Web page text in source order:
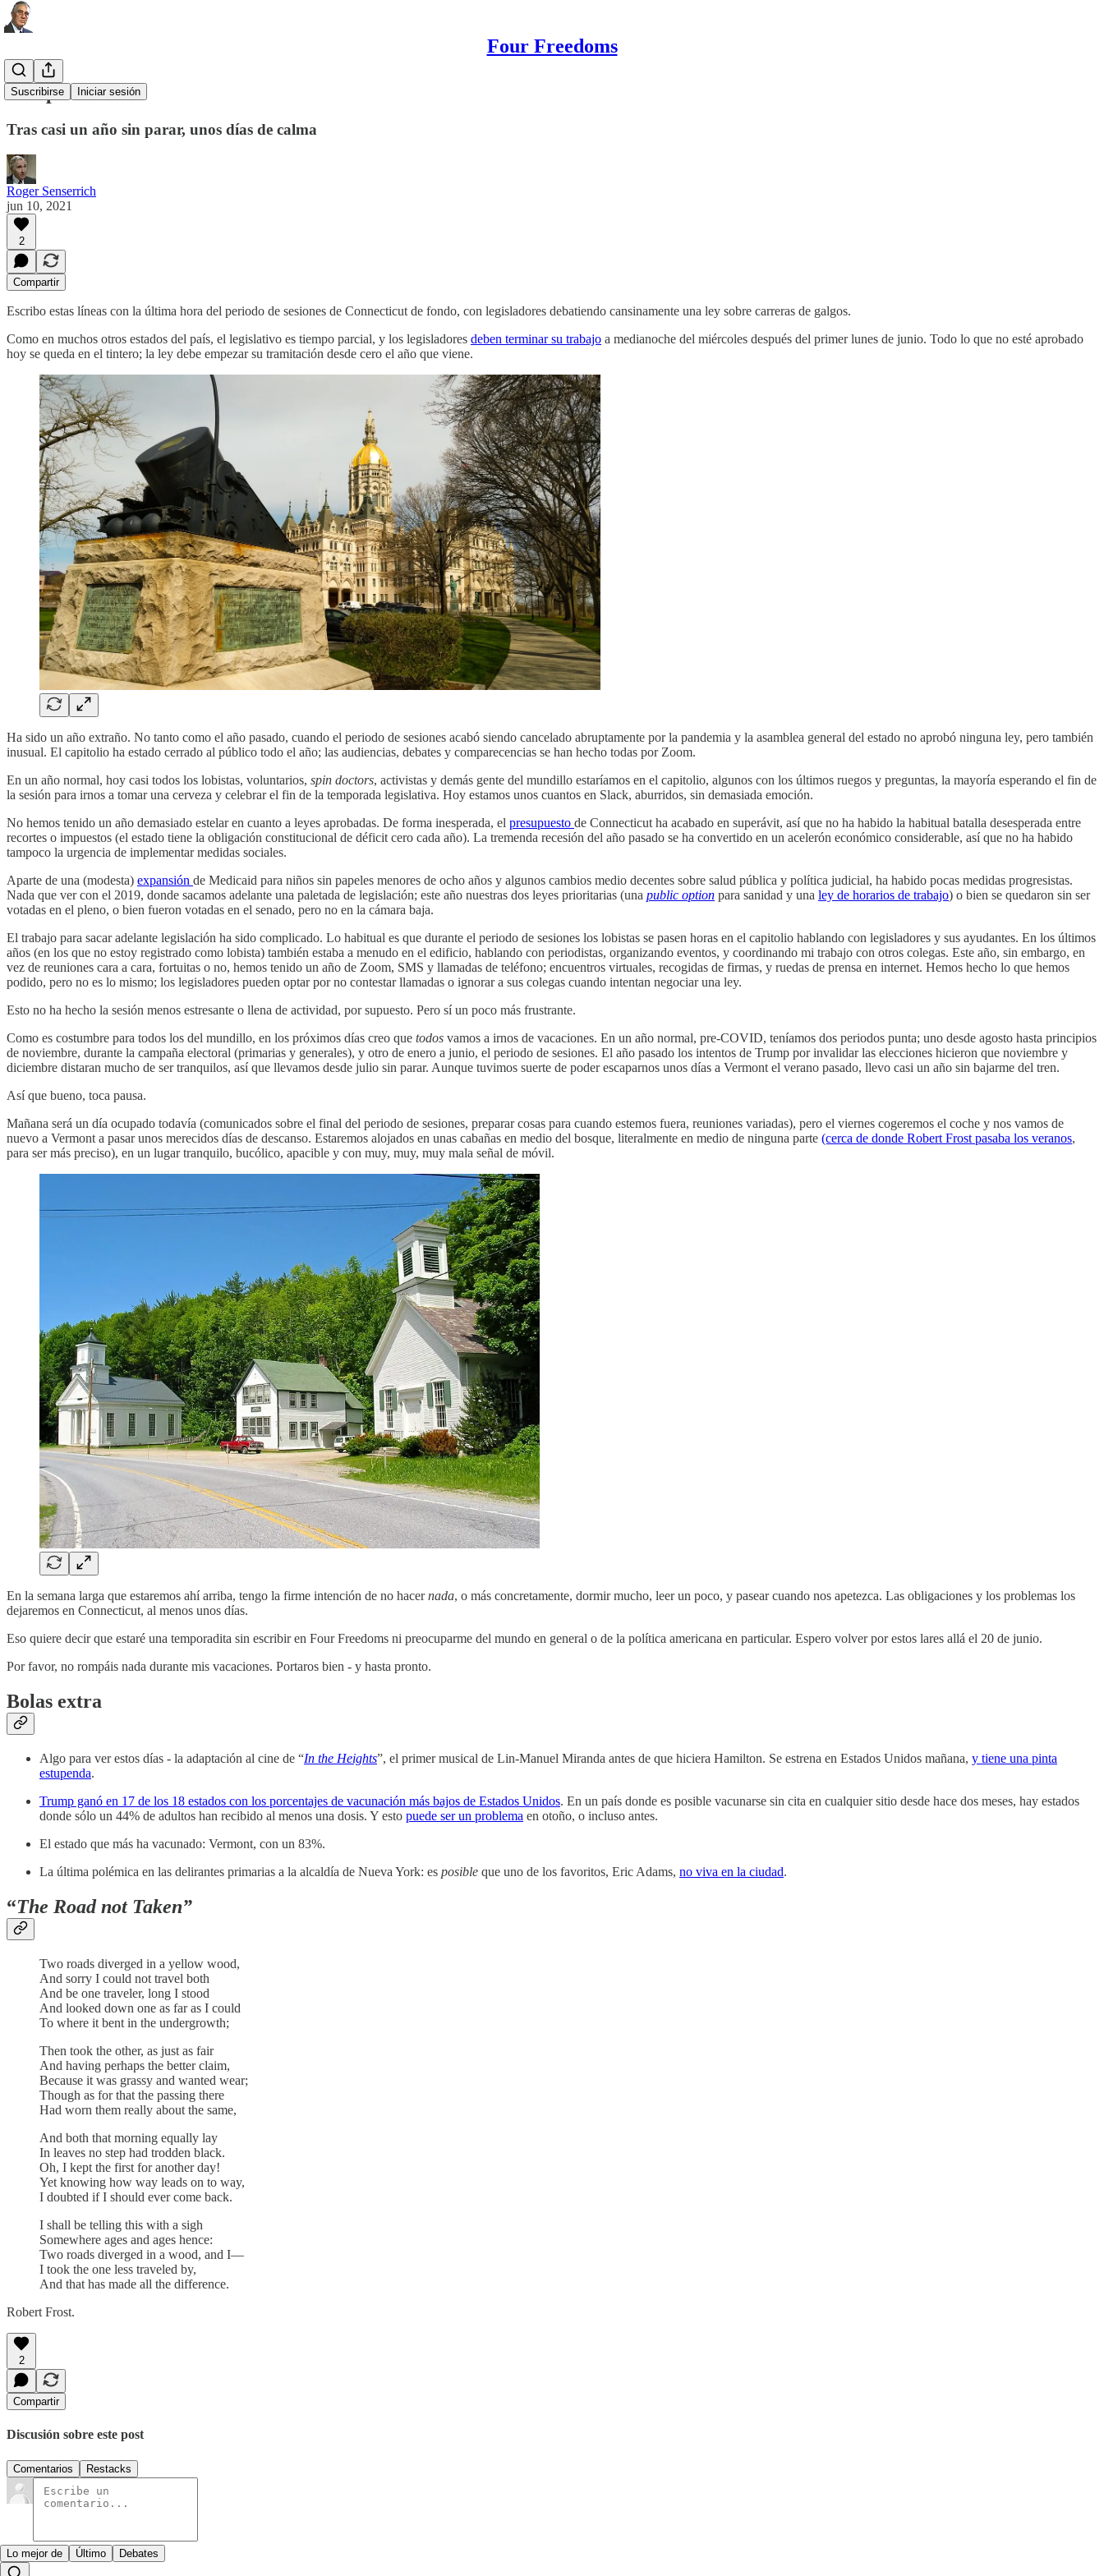
Four Freedoms
Suscribirse Iniciar sesión
Una pausa
Tras casi un año sin parar, unos días de calma
Roger Senserrich
jun 10, 2021
2
Compartir
Escribo estas líneas con la última hora del periodo de sesiones de Connecticut de fondo, con legisladores debatiendo cansinamente una ley sobre carreras de galgos.
Como en muchos otros estados del país, el legislativo es tiempo parcial, y los legisladores deben terminar su trabajo a medianoche del miércoles después del primer lunes de junio. Todo lo que no esté aprobado
hoy se queda en el tintero; la ley debe empezar su tramitación desde cero el año que viene.
Ha sido un año extraño. No tanto como el año pasado, cuando el periodo de sesiones acabó siendo cancelado abruptamente por la pandemia y la asamblea general del estado no aprobó ninguna ley, pero también
inusual. El capitolio ha estado cerrado al público todo el año; las audiencias, debates y comparecencias se han hecho todas por Zoom.
En un año normal, hoy casi todos los lobistas, voluntarios, spin doctors, activistas y demás gente del mundillo estaríamos en el capitolio, algunos con los últimos ruegos y preguntas, la mayoría esperando el fin de
la sesión para irnos a tomar una cerveza y celebrar el fin de la temporada legislativa. Hoy estamos unos cuantos en Slack, aburridos, sin demasiada emoción.
No hemos tenido un año demasiado estelar en cuanto a leyes aprobadas. De forma inesperada, el presupuesto de Connecticut ha acabado en superávit, así que no ha habido la habitual batalla desesperada entre
recortes o impuestos (el estado tiene la obligación constitucional de déficit cero cada año). La tremenda recesión del año pasado se ha convertido en un acelerón económico considerable, así que no ha habido
tampoco la urgencia de implementar medidas sociales.
Aparte de una (modesta) expansión de Medicaid para niños sin papeles menores de ocho años y algunos cambios medio decentes sobre salud pública y política judicial, ha habido pocas medidas progresistas.
Nada que ver con el 2019, donde sacamos adelante una paletada de legislación; este año nuestras dos leyes prioritarias (una public option para sanidad y una ley de horarios de trabajo) o bien se quedaron sin ser
votadas en el pleno, o bien fueron votadas en el senado, pero no en la cámara baja.
El trabajo para sacar adelante legislación ha sido complicado. Lo habitual es que durante el periodo de sesiones los lobistas se pasen horas en el capitolio hablando con legisladores y sus ayudantes. En los últimos
años (en los que no estoy registrado como lobista) también estaba a menudo en el edificio, hablando con periodistas, organizando eventos, y coordinando mi trabajo con otros colegas. Este año, sin embargo, en
vez de reuniones cara a cara, fortuitas o no, hemos tenido un año de Zoom, SMS y llamadas de teléfono; encuentros virtuales, recogidas de firmas, y ruedas de prensa en internet. Hemos hecho lo que hemos
podido, pero no es lo mismo; los legisladores pueden optar por no contestar llamadas o ignorar a sus colegas cuando intentan negociar una ley.
Esto no ha hecho la sesión menos estresante o llena de actividad, por supuesto. Pero sí un poco más frustrante.
Como es costumbre para todos los del mundillo, en los próximos días creo que todos vamos a irnos de vacaciones. En un año normal, pre-COVID, teníamos dos periodos punta; uno desde agosto hasta principios
de noviembre, durante la campaña electoral (primarias y generales), y otro de enero a junio, el periodo de sesiones. El año pasado los intentos de Trump por invalidar las elecciones hicieron que noviembre y
diciembre distaran mucho de ser tranquilos, así que llevamos desde julio sin parar. Aunque tuvimos suerte de poder escaparnos unos días a Vermont el verano pasado, llevo casi un año sin bajarme del tren.
Así que bueno, toca pausa.
Mañana será un día ocupado todavía (comunicados sobre el final del periodo de sesiones, preparar cosas para cuando estemos fuera, reuniones variadas), pero el viernes cogeremos el coche y nos vamos de
nuevo a Vermont a pasar unos merecidos días de descanso. Estaremos alojados en unas cabañas en medio del bosque, literalmente en medio de ninguna parte (cerca de donde Robert Frost pasaba los veranos,
para ser más preciso), en un lugar tranquilo, bucólico, apacible y con muy, muy, muy mala señal de móvil.
En la semana larga que estaremos ahí arriba, tengo la firme intención de no hacernada, o más concretamente, dormir mucho, leer un poco, y pasear cuando nos apetezca. Las obligaciones y los problemas los
dejaremos en Connecticut, al menos unos días.
Eso quiere decir que estaré una temporadita sin escribir en Four Freedoms ni preocuparme del mundo en general o de la política americana en particular. Espero volver por estos lares allá el 20 de junio.
Por favor, no rompáis nada durante mis vacaciones. Portaros bien - y hasta pronto.
Bolas extra
Algo para ver estos días - la adaptación al cine de “In the Heights”, el primer musical de Lin-Manuel Miranda antes de que hiciera Hamilton. Se estrena en Estados Unidos mañana, y tiene una pinta
estupenda.
Trump ganó en 17 de los 18 estados con los porcentajes de vacunación más bajos de Estados Unidos. En un país donde es posible vacunarse sin cita en cualquier sitio desde hace dos meses, hay estados
donde sólo un 44% de adultos han recibido al menos una dosis. Y esto puede ser un problema en otoño, o incluso antes.
El estado que más ha vacunado: Vermont, con un 83%.
La última polémica en las delirantes primarias a la alcaldía de Nueva York: es posible que uno de los favoritos, Eric Adams, no viva en la ciudad.
“The Road not Taken”
Two roads diverged in a yellow wood,
And sorry I could not travel both
And be one traveler, long I stood
And looked down one as far as I could
To where it bent in the undergrowth;
Then took the other, as just as fair
And having perhaps the better claim,
Because it was grassy and wanted wear;
Though as for that the passing there
Had worn them really about the same,
And both that morning equally lay
In leaves no step had trodden black.
Oh, I kept the first for another day!
Yet knowing how way leads on to way,
I doubted if I should ever come back.
I shall be telling this with a sigh
Somewhere ages and ages hence:
Two roads diverged in a wood, and I—
I took the one less traveled by,
And that has made all the difference.
Robert Frost.
2
Compartir
Discusión sobre este post
Comentarios Restacks
Lo mejor de Último Debates